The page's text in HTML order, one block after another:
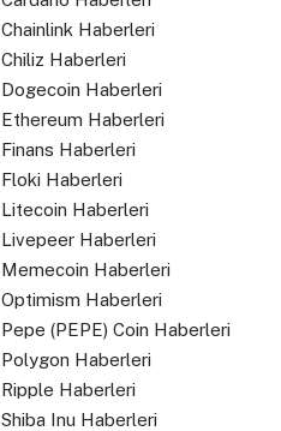
Chainlink Haberleri
Chiliz Haberleri
Dogecoin Haberleri
Ethereum Haberleri
Finans Haberleri
Floki Haberleri
Litecoin Haberleri
Livepeer Haberleri
Memecoin Haberleri
Optimism Haberleri
Pepe (PEPE) Coin Haberleri
Polygon Haberleri
Ripple Haberleri
Shiba Inu Haberleri